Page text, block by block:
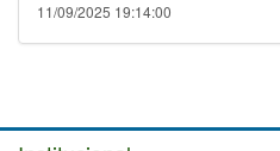
11/09/2025 19:14:00